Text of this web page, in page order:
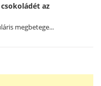
az
megbetege...